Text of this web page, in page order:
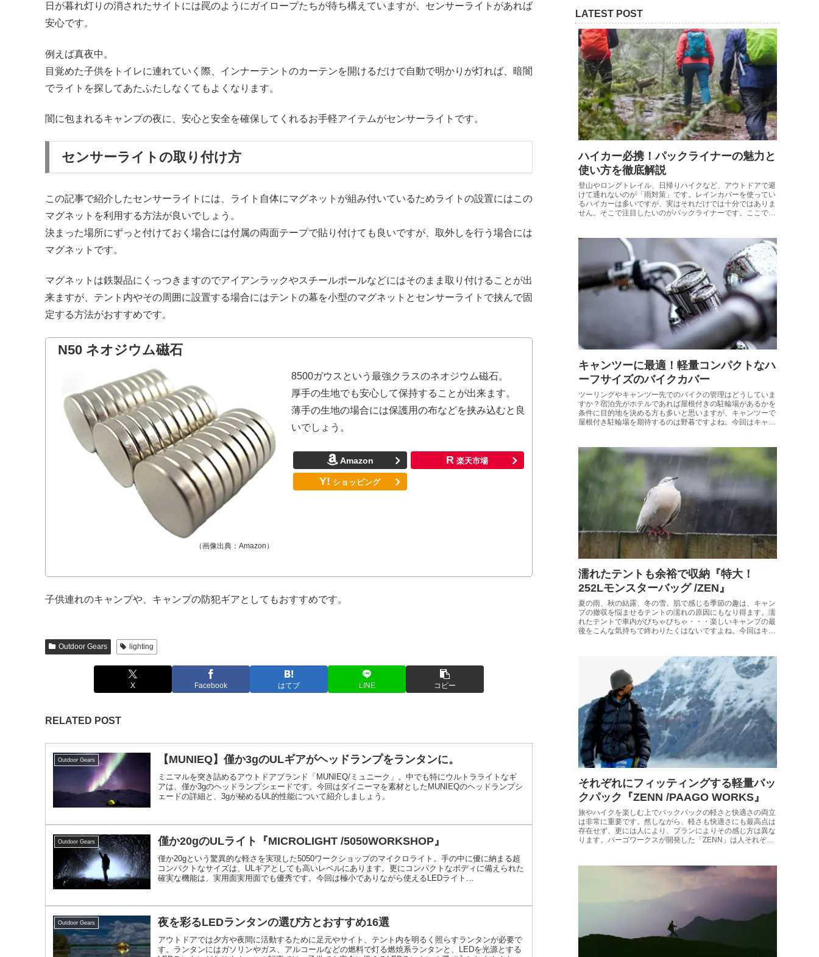
日が暮れ灯りの消されたサイトには罠のようにガイロープたちが待ち構えていますが、センサーライトがあれば
安心です。
例えば真夜中。
目覚めた子供をトイレに連れていく際、インナーテントのカーテンを開けるだけで自動で明かりが灯れば、暗闇
でライトを探してあたふたしなくてもよくなります。
闇に包まれるキャンプの夜に、安心と安全を確保してくれるお手軽アイテムがセンサーライトです。
センサーライトの取り付け方
この記事で紹介したセンサーライトには、ライト自体にマグネットが組み付いているためライトの設置にはこの
マグネットを利用する方法が良いでしょう。
決まった場所にずっと付けておく場合には付属の両面テープで貼り付けても良いですが、取外しを行う場合には
マグネットです。
マグネットは鉄製品にくっつきますのでアイアンラックやスチールポールなどにはそのまま取り付けることが出
来ますが、テント内やその周囲に設置する場合にはテントの幕を小型のマグネットとセンサーライトで挟んで固
定する方法がおすすめです。
N50 ネオジウム磁石
（画像出典：Amazon）
8500ガウスという最強クラスのネオジウム磁石。
厚手の生地でも安心して保持することが出来ます。
薄手の生地の場合には保護用の布などを挟み込むと良
いでしょう。
子供連れのキャンプや、キャンプの防犯ギアとしてもおすすめです。
Outdoor Gears lighting
X Facebook はてブ LINE コピー
RELATED POST
Outdoor Gears 【MUNIEQ】僅か3gのULギアがヘッドランプをランタンに。
ミニマルを突き詰めるアウトドアブランド「MUNIEQ/ミュニーク」。中でも特にウルトラライトなギ
アは、僅か3gのヘッドランプシェードです。今回はダイニーマを素材としたMUNIEQのヘッドランプシ
ェードの詳細と、3gが秘めるUL的性能について紹介しましょう。
Outdoor Gears 僅か20gのULライト『MICROLIGHT /5050WORKSHOP』
僅か20gという驚異的な軽さを実現した5050ワークショップのマイクロライト。手の中に優に納まる超
コンパクトなサイズは、ULギアとしても高いレベルにあります。更にコンパクトなボディに備えられた
確実な機能は、実用面実用面でも優秀です。今回は極小でありながら使えるLEDライト
Outdoor Gears 夜を彩るLEDランタンの選び方とおすすめ16選
アウトドアでは夕方や夜間に活動するために足元やサイト、テント内を明るく照らすランタンが必要で
す。ランタンにはガソリンやガス、アルコールなどの燃料で灯る燃焼系ランタンと、LEDを光源とする
介します。
LATEST POST
ハイカー必携！パックライナーの魅力と
使い方を徹底解説
登山やロングトレイル、日帰りハイクなど、アウトドアで避
けて通れないのが「雨対策」です。レインカバーを使ってい
るハイカーは多いですが、実はそれだけでは十分ではありま
せん。そこで注目したいのがパックライナーです。ここでは
キャンツーに最適！軽量コンパクトなハ
ーフサイズのバイクカバー
ツーリングやキャンツー先でのバイクの管理はどうしていま
すか？宿泊先がホテルであれば屋根付きの駐輪場があるかを
条件に目的地を決める方も多いと思いますが、キャンツーで
屋根付き駐輪場を期待するのは野暮ですよね。今回はキャン
濡れたテントも余裕で収納『特大！
252Lモンスターバッグ /ZEN』
夏の雨、秋の結露、冬の雪。肌で感じる季節の趣は、キャン
プの撤収を悩ませるテントの濡れの原因にもなり得ます。濡
れたテントで車内がびちゃびちゃ・・・楽しいキャンプの最
後をこんな気持ちで終わりたくはないですよね。今回はキャ
それぞれにフィッティングする軽量バッ
クパック『ZENN /PAAGO WORKS』
旅やハイクを楽しむ上でバックパックの軽さと快適さの両立
は非常に重要です。然しながら、軽さも快適さにも最高点は
存在せず、更には人により、プランによりその感じ方は異な
ります。パーゴワークスが開発した「ZENN」は人それぞれ